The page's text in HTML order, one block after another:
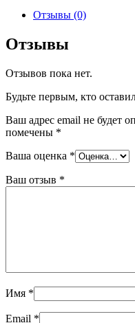
Отзывы (0)
Отзывы
Отзывов пока нет.
Будьте первым, кто
Ваш адрес email не будет
помечены *
Ваша оценка *
Ваш отзыв *
Имя *
Email *